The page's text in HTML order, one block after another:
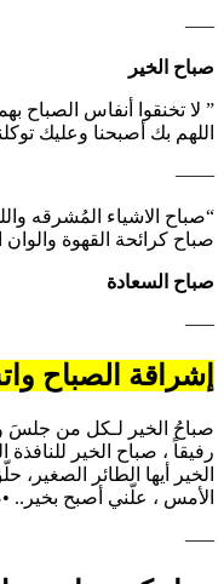
—–
صباح الخير
‏” لا تخنقوا أنفاس الصباح
اللهم بك أصبحنا وعليك
——
“صباح الاشياء المُشرقه
صباح كرائحة القهوة والوان
صباح السعادة
—–
إشراقة الصباح
صباحُ الخير لـكل من جلسَ
رفيقاً ، صباح الخير
الخير أيها الطائر
الأمس ، علّني أصبح بخير..
—–